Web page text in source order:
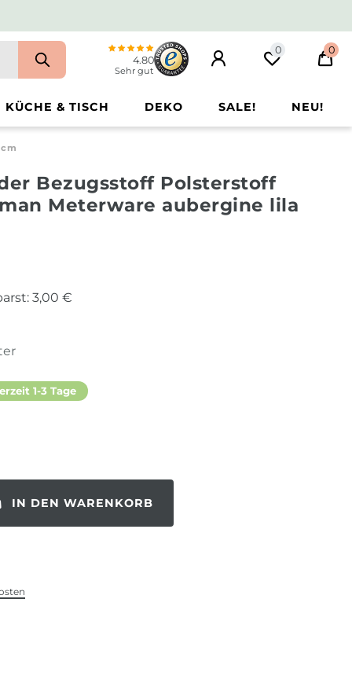
4.80
Sehr gut
0 0
KÜCHE & TISCH DEKO SALE! NEU!
Bezugsstoff Polsterstoff
Meterware aubergine lila
3,00 €
1-3 Tage
IN DEN WARENKORB